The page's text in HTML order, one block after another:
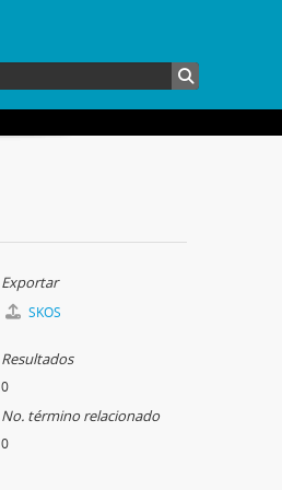
Exportar
SKOS
Resultados
0
No. término relacionado
0